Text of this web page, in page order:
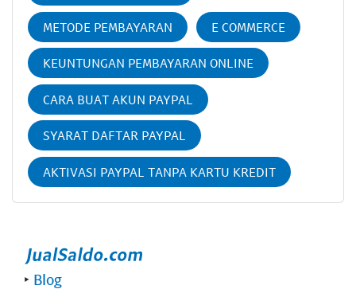
METODE PEMBAYARAN E COMMERCE
KEUNTUNGAN PEMBAYARAN ONLINE
CARA BUAT AKUN PAYPAL
SYARAT DAFTAR PAYPAL
AKTIVASI PAYPAL TANPA KARTU KREDIT
‣ Blog